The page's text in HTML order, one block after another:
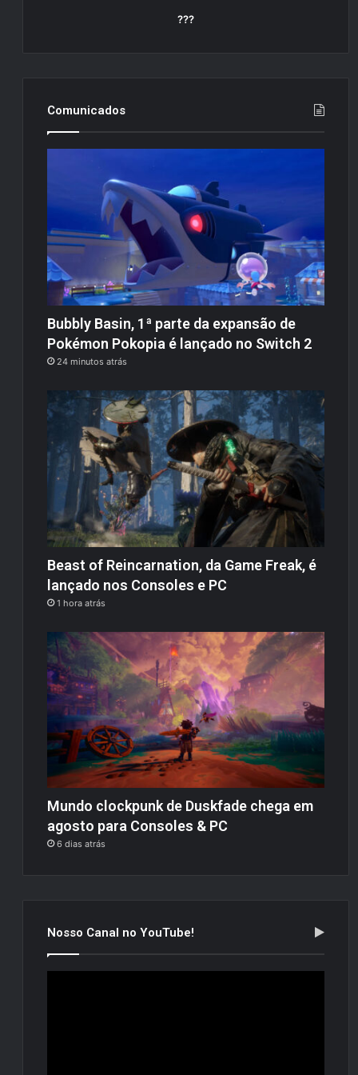
???
Comunicados
Bubbly Basin, 1ª parte da expansão de
Pokémon Pokopia é lançado no Switch 2
24 minutos atrás
Beast of Reincarnation, da Game Freak, é
lançado nos Consoles e PC
1 hora atrás
Mundo clockpunk de Duskfade chega em
agosto para Consoles & PC
6 dias atrás
Nosso Canal no YouTube!